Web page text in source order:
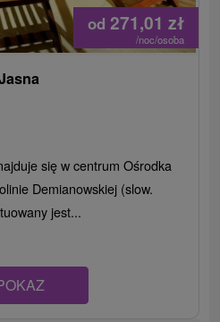
od 271,01 zł
/noc/osoba
się w centrum Ośrodka
Demianowskiej (slow.
jest...